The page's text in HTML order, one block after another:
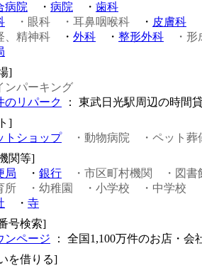
病院 ・ 病院 ・ 歯科
・眼科 ・耳鼻咽喉科 ・ 皮膚科
、精神科 ・ 外科 ・ 整形外科
・
]
ンパーキング
のリパーク
： 東武日光駅周辺の時間
]
トショップ ・動物病院
・ペット葬
関等]
局 ・ 銀行 ・市区町村機関
・図書
所
・幼稚園 ・小学校 ・中学校
・ 寺
号検索]
ンページ ： 全国1,100万件のお店・
を借りる]